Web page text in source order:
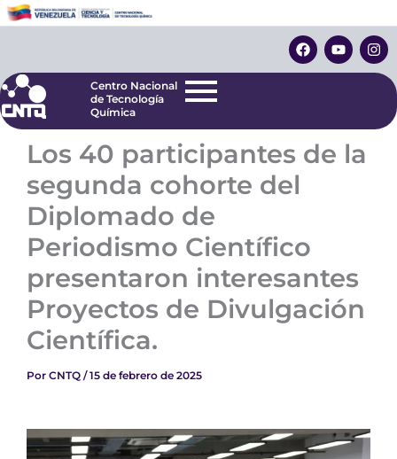
al
F
a
c
o
Y
o
u
e
I
n
s
r
Centro Nacional
de Tecnología
Centro Nacional
de Tecnología
Química
Los 40 participantes de la
segunda cohorte del
Diplomado de
Periodismo Científico
presentaron interesantes
Proyectos de Divulgación
Científica.
Por CNTQ /15 de febrero de 2025